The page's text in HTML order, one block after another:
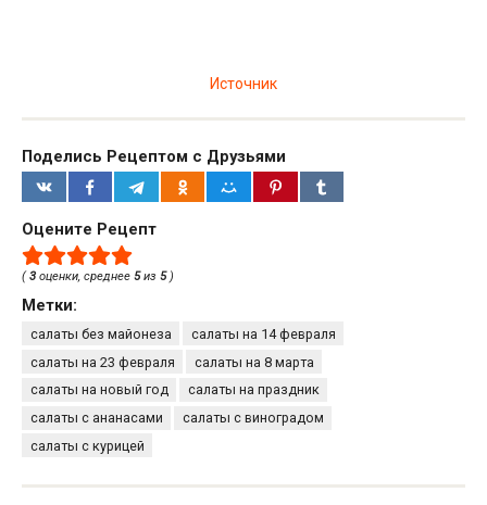
Источник
Поделись Рецептом с Друзьями
Оцените Рецепт
(3 оценки, среднее 5из 5)
Метки:
салаты без майонеза
салаты на 14 февраля
салаты на 23 февраля
салаты на 8 марта
салаты на новый год
салаты на праздник
салаты с ананасами
салаты с виноградом
салаты с курицей